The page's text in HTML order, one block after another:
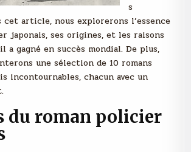
s
cet article, nous explorerons l’essence
japonais, ses origines, et les raisons
a gagné en succès mondial. De plus,
une sélection de 10 romans
incontournables, chacun avec un
du roman policier